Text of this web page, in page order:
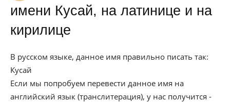
имени Кусай, на латинице и на
кирилице
В русском языке, данное имя правильно писать так:
Кусай
Если мы попробуем перевести данное имя на
английский язык (транслитерация), у нас получится -